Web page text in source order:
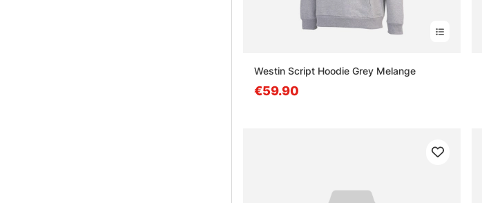
Westin Script Hoodie Grey Melange
€59.90